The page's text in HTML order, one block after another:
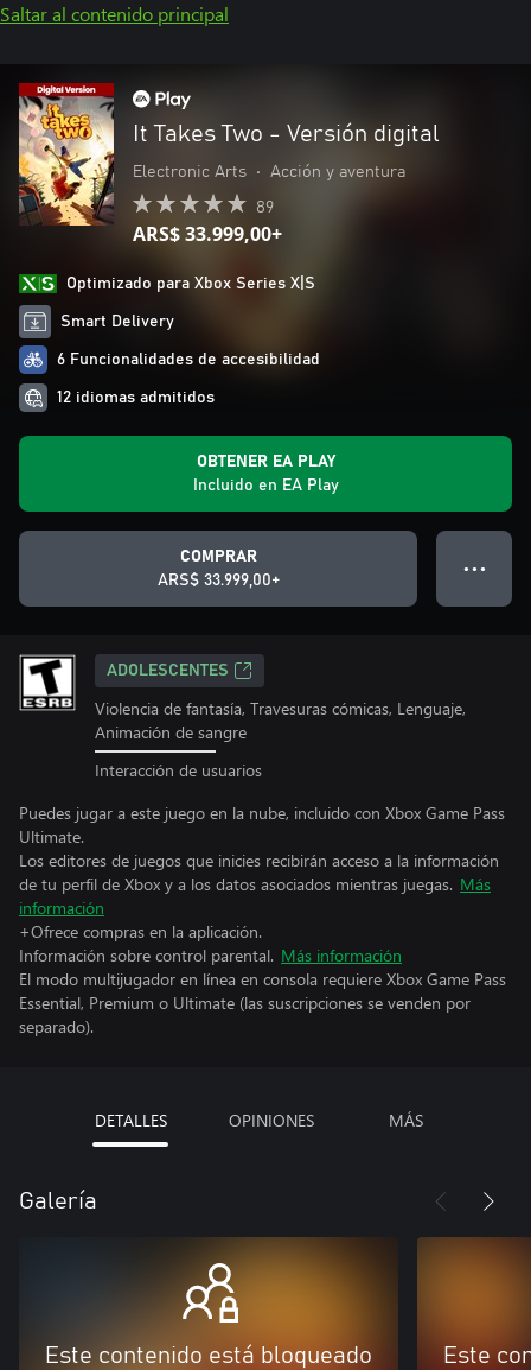
Saltar al contenido principal
It Takes Two - Versión digital
Electronic Arts • Acción y aventura
89
ARS$ 33.999,00+
Optimizado para Xbox Series X|S
Smart Delivery
6 Funcionalidades de accesibilidad
12 idiomas admitidos
OBTENER EA PLAY
Incluido en EA Play
COMPRAR
ARS$ 33.999,00+
● ● ●
ADOLESCENTES
Violencia de fantasía, Travesuras cómicas, Lenguaje,
Animación de sangre
Interacción de usuarios
Puedes jugar a este juego en la nube, incluido con Xbox Game Pass
Ultimate.
Los editores de juegos que inicies recibirán acceso a la información
de tu perfil de Xbox y a los datos asociados mientras juegas. Más
información
+Ofrece compras en la aplicación.
Información sobre control parental. Más información
El modo multijugador en línea en consola requiere Xbox Game Pass
Essential, Premium o Ultimate (las suscripciones se venden por
separado).
DETALLES OPINIONES MÁS
Galería
Este contenido está bloqueado Este